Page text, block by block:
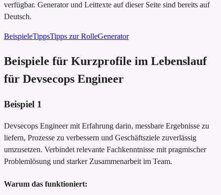
verfügbar. Generator und Leittexte auf dieser Seite sind bereits auf
Deutsch.
BeispieleTippsTipps zur RolleGenerator
Beispiele für Kurzprofile im Lebenslauf
für Devsecops Engineer
Beispiel 1
Devsecops Engineer mit Erfahrung darin, messbare Ergebnisse zu
liefern, Prozesse zu verbessern und Geschäftsziele zuverlässig
umzusetzen. Verbindet relevante Fachkenntnisse mit pragmischer
Problemlösung und starker Zusammenarbeit im Team.
Warum das funktioniert: